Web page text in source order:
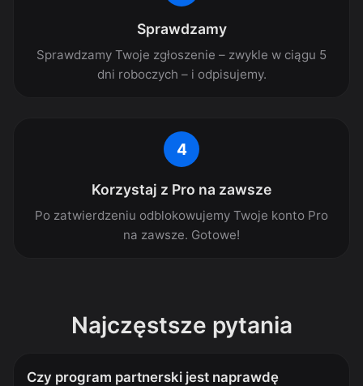
Sprawdzamy
Sprawdzamy Twoje zgłoszenie – zwykle w ciągu 5
dni roboczych – i odpisujemy.
4
Korzystaj z Pro na zawsze
Po zatwierdzeniu odblokowujemy Twoje konto Pro
na zawsze. Gotowe!
Najczęstsze pytania
Czy program partnerski jest naprawdę